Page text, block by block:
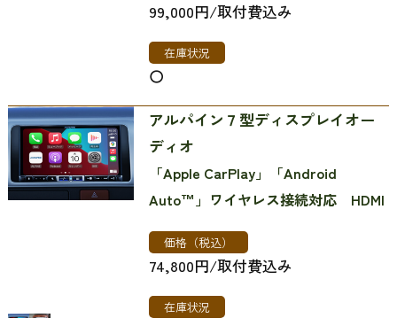
99,000円/取付費込み
在庫状況
〇
アルパイン７型ディスプレイオー
ディオ
「Apple CarPlay」「Android
Auto™」ワイヤレス接続対応 HDMI
価格（税込）
74,800円/取付費込み
在庫状況